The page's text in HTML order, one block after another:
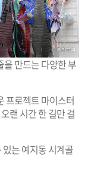
을 만드는 다양한 부
프로젝트 마이스터
랜 시간 한 길만 걸
는 예지동 시계골